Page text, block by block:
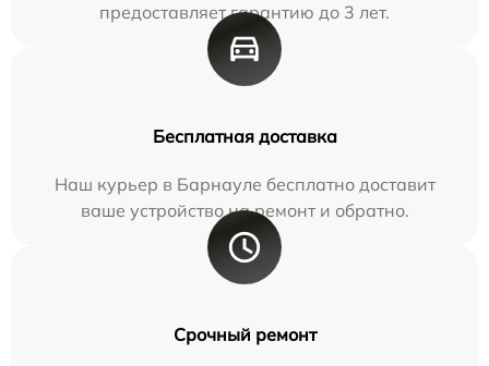
предоставляет гарантию до 3 лет.
Бесплатная доставка
Наш курьер в Барнауле бесплатно доставит
ваше устройство на ремонт и обратно.
Срочный ремонт